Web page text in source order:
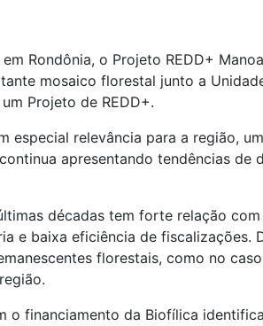
Rondônia, o Projeto REDD+
mosaico florestal junto a
Projeto de REDD+.
especial relevância para a região,
apresentando tendências
décadas tem forte relação
e baixa eficiência de
florestais, como no
o financiamento da Biofílica